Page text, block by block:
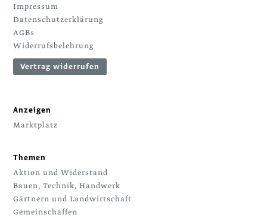
Impressum
Datenschutzerklärung
AGBs
Widerrufsbelehrung
Vertrag widerrufen
Anzeigen
Marktplatz
Themen
Aktion und Widerstand
Bauen, Technik, Handwerk
Gärtnern und Landwirtschaft
Gemeinschaffen